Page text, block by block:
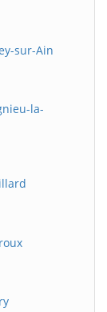
sur-Ain
la-